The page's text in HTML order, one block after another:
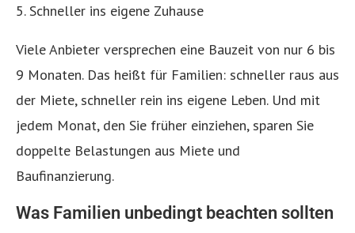
5. Schneller ins eigene Zuhause
Viele Anbieter versprechen eine Bauzeit von nur 6 bis
9 Monaten. Das heißt für Familien: schneller raus aus
der Miete, schneller rein ins eigene Leben. Und mit
jedem Monat, den Sie früher einziehen, sparen Sie
doppelte Belastungen aus Miete und
Baufinanzierung.
Was Familien unbedingt beachten sollten